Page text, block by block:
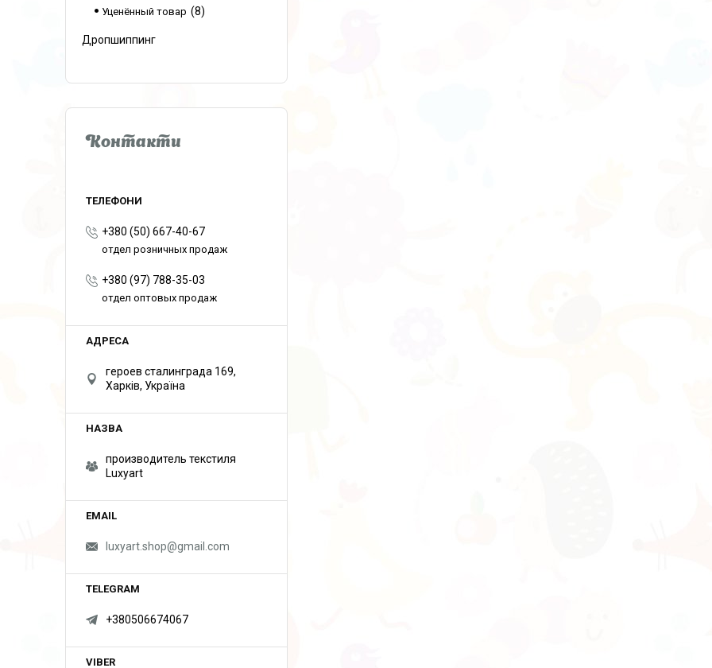
Уценённый товар 8
Дропшиппинг
Контакти
+380 (50) 667-40-67
отдел розничных продаж
+380 (97) 788-35-03
отдел оптовых продаж
героев сталинграда 169,
Харків, Україна
производитель текстиля
Luxyart
luxyart.shop@gmail.com
+380506674067